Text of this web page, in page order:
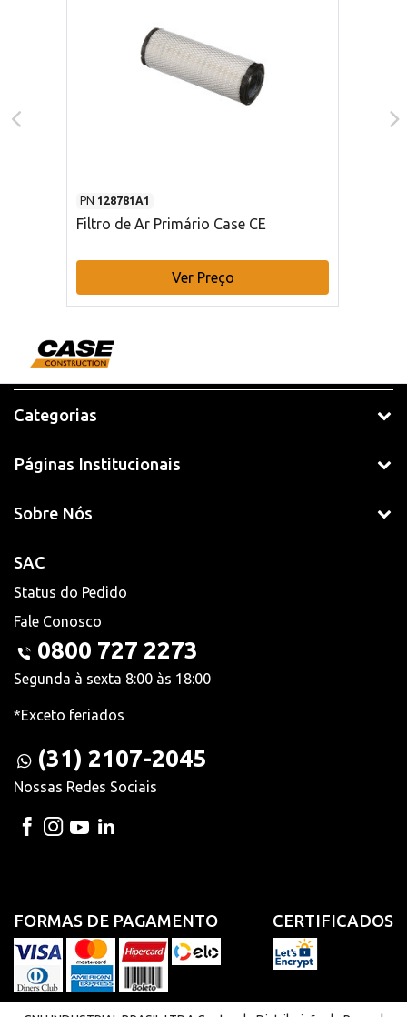
PN 128781A1
Filtro de Ar Primário Case CE
Ver Preço
Categorias
Páginas Institucionais
Sobre Nós
SAC
Status do Pedido
Fale Conosco
0800 727 2273
Segunda à sexta 8:00 às 18:00
*Exceto feriados
(31) 2107-2045
Nossas Redes Sociais
FORMAS DE PAGAMENTO CERTIFICADOS